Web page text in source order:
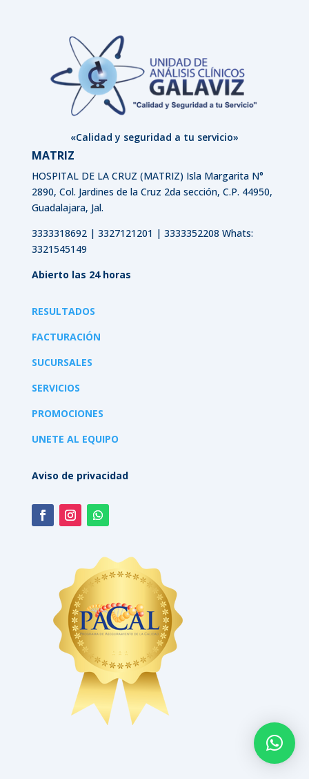
«Calidad y seguridad a tu servicio»
MATRIZ
HOSPITAL DE LA CRUZ (MATRIZ) Isla Margarita N°
2890, Col. Jardines de la Cruz 2da sección, C.P. 44950,
Guadalajara, Jal.
3333318692 | 3327121201 | 3333352208 Whats:
3321545149
Abierto las 24 horas
RESULTADOS
FACTURACIÓN
SUCURSALES
SERVICIOS
PROMOCIONES
UNETE AL EQUIPO
Aviso de privacidad